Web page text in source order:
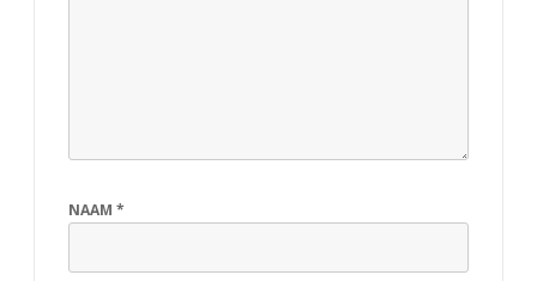
NAAM *